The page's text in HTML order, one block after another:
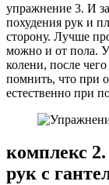
упражнение 3. И
похудения рук и
сторону. Лучше
можно и от пола.
колени, после
помнить, что при
естественно при
комплекс
рук с